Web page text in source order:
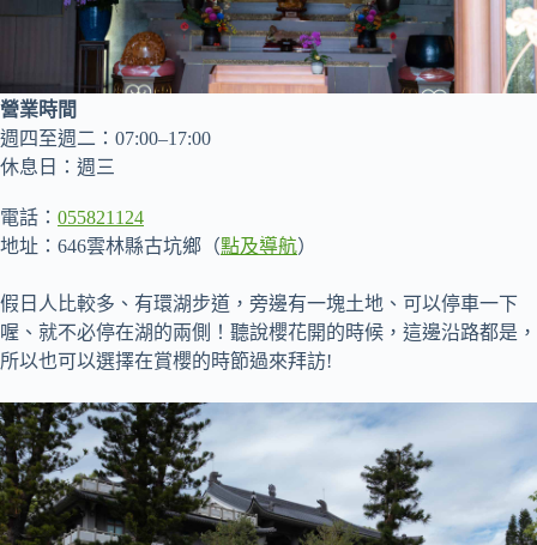
營業時間
週四至週二：07:00–17:00
休息日：週三
電話： 055821124
地址：646雲林縣古坑鄉（點及導航）
假日人比較多、有環湖步道，旁邊有一塊土地、可以停車一下
喔、就不必停在湖的兩側！聽說櫻花開的時候，這邊沿路都是，
所以也可以選擇在賞櫻的時節過來拜訪!